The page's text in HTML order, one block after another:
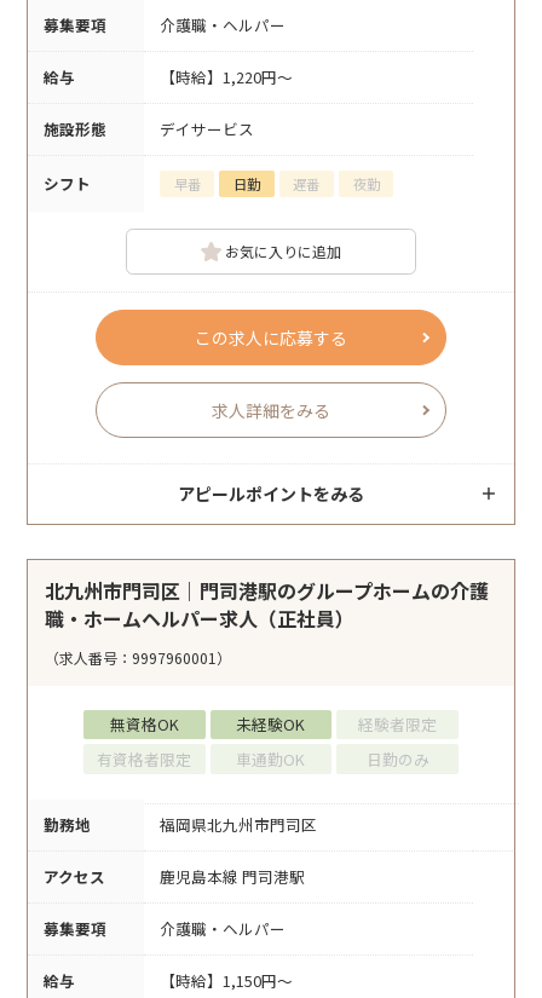
募集要項 介護職・ヘルパー
給与 【時給】1,220円～
施設形態 デイサービス
シフト 早番 日勤 遅番 夜勤
お気に入りに追加
この求人に応募する
求人詳細をみる
アピールポイントをみる
北九州市門司区｜門司港駅のグループホームの介護
職・ホームヘルパー求人（正社員）
（求人番号：9997960001）
無資格OK 未経験OK
経験者限定
有資格者限定
車通勤OK 日勤のみ
勤務地 福岡県北九州市門司区
アクセス 鹿児島本線 門司港駅
募集要項 介護職・ヘルパー
給与 【時給】1,150円～